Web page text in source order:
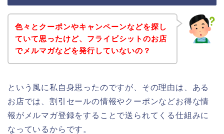
色々とクーポンやキャンペーンなどを探し
ていて思ったけど、フライビシットのお店
でメルマガなどを発行していないの？
という風に私自身思ったのですが、その理由は、ある
お店では、割引セールの情報やクーポンなどお得な情
報がメルマガ登録をすることで送られてくる仕組みに
なっているからです。